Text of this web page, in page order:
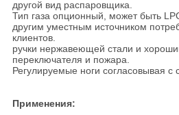
другой вид распаровщика.
Тип газа опционный, может быть
другим уместным источником
клиентов.
ручки нержавеющей стали и
переключателя и пожара.
Регулируемые ноги согласовывая с
Применения: